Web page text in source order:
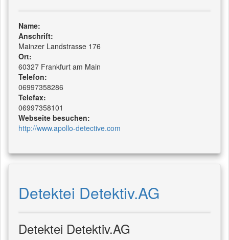
Name:
Anschrift:
Mainzer Landstrasse 176
Ort:
60327 Frankfurt am Main
Telefon:
06997358286
Telefax:
06997358101
Webseite besuchen:
http://www.apollo-detective.com
Detektei Detektiv.AG
Detektei Detektiv.AG